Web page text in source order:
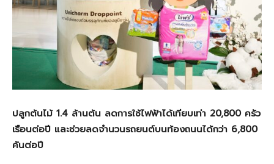
ปลูกต้นไม้ 1.4 ล้านต้น ลดการใช้ไฟฟ้าได้เทียบเท่า 20,800 ครัว
เรือนต่อปี และช่วยลดจำนวนรถยนต์บนท้องถนนได้กว่า 6,800
คันต่อปี